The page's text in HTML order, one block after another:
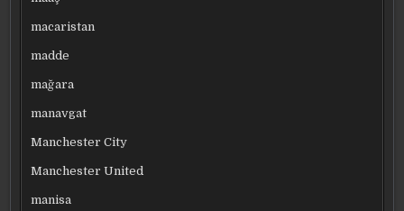
macaristan
madde
mağara
manavgat
Manchester City
Manchester United
manisa